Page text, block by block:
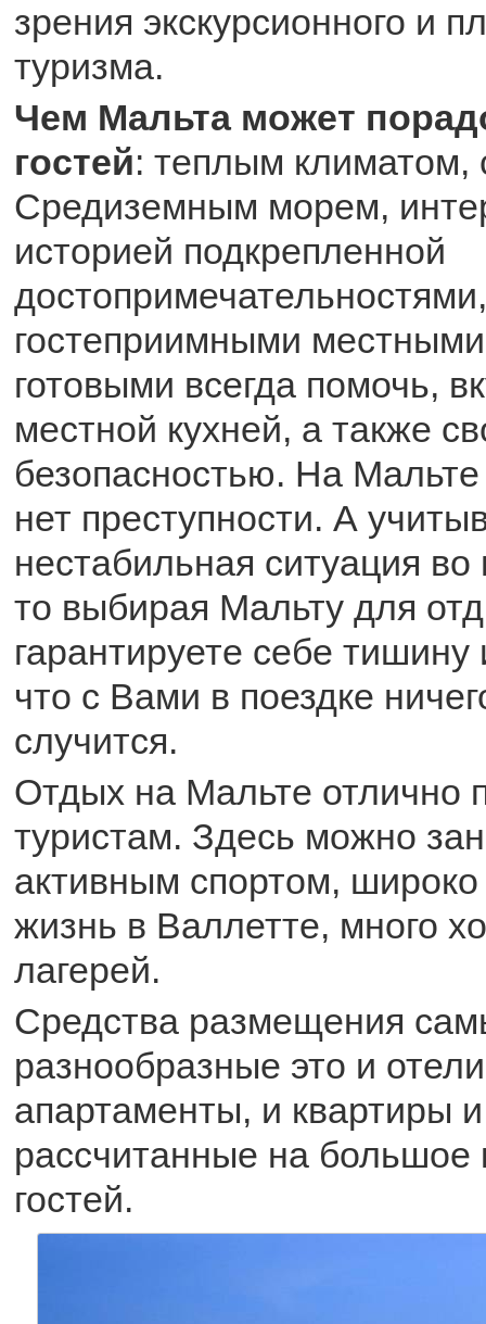
зрения экскурсионного и
туризма.
Чем Мальта может
гостей: теплым климатом,
Средиземным морем,
историей подкрепленной
достопримечательностями,
гостеприимными
готовыми всегда помочь,
местной кухней, а также
безопасностью. На Мальте
нет преступности. А
нестабильная ситуация во
то выбирая Мальту для
гарантируете себе тишину
что с Вами в поездке
случится.
Отдых на Мальте отлично
туристам. Здесь можно
активным спортом, широко
жизнь в Валлетте, много
лагерей.
Средства размещения
разнообразные это и
апартаменты, и квартиры
рассчитанные на большое
гостей.